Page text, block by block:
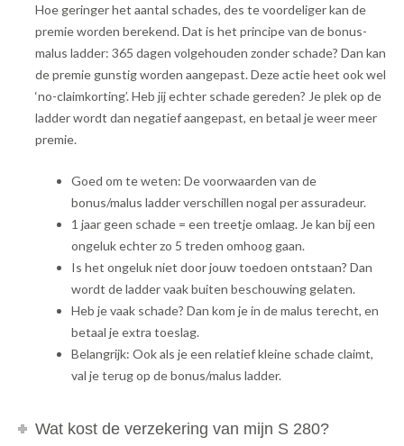
Hoe geringer het aantal schades, des te voordeliger kan de
premie worden berekend. Dat is het principe van de bonus-
malus ladder: 365 dagen volgehouden zonder schade? Dan kan
de premie gunstig worden aangepast. Deze actie heet ook wel
‘no-claimkorting’. Heb jij echter schade gereden? Je plek op de
ladder wordt dan negatief aangepast, en betaal je weer meer
premie.
Goed om te weten: De voorwaarden van de
bonus/malus ladder verschillen nogal per assuradeur.
1 jaar geen schade = een treetje omlaag. Je kan bij een
ongeluk echter zo 5 treden omhoog gaan.
Is het ongeluk niet door jouw toedoen ontstaan? Dan
wordt de ladder vaak buiten beschouwing gelaten.
Heb je vaak schade? Dan kom je in de malus terecht, en
betaal je extra toeslag.
Belangrijk: Ook als je een relatief kleine schade claimt,
val je terug op de bonus/malus ladder.
Wat kost de verzekering van mijn S 280?